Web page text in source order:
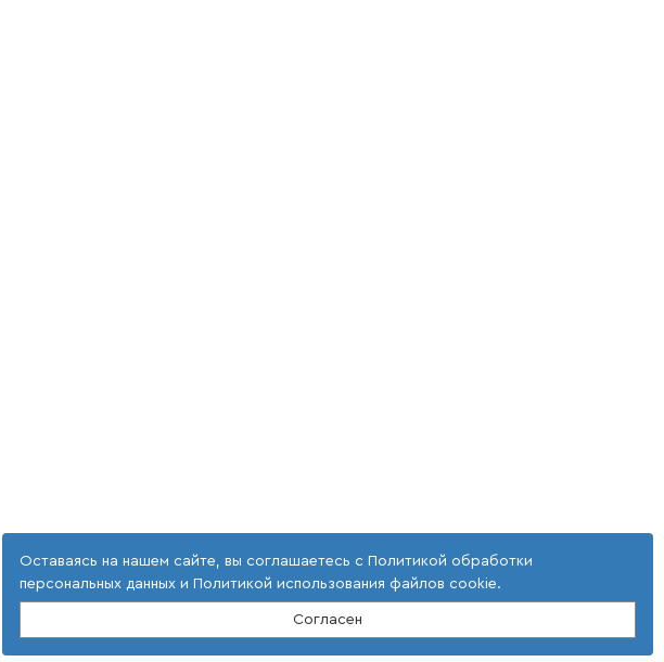
Оставаясь на нашем сайте, вы соглашаетесь с Политикой обработки
персональных данных и Политикой использования файлов cookie.
Согласен